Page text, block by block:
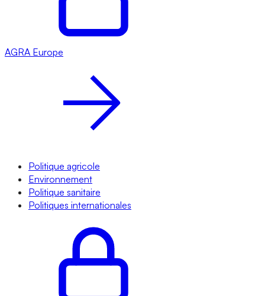
AGRA Europe
Politique agricole
Environnement
Politique sanitaire
Politiques internationales